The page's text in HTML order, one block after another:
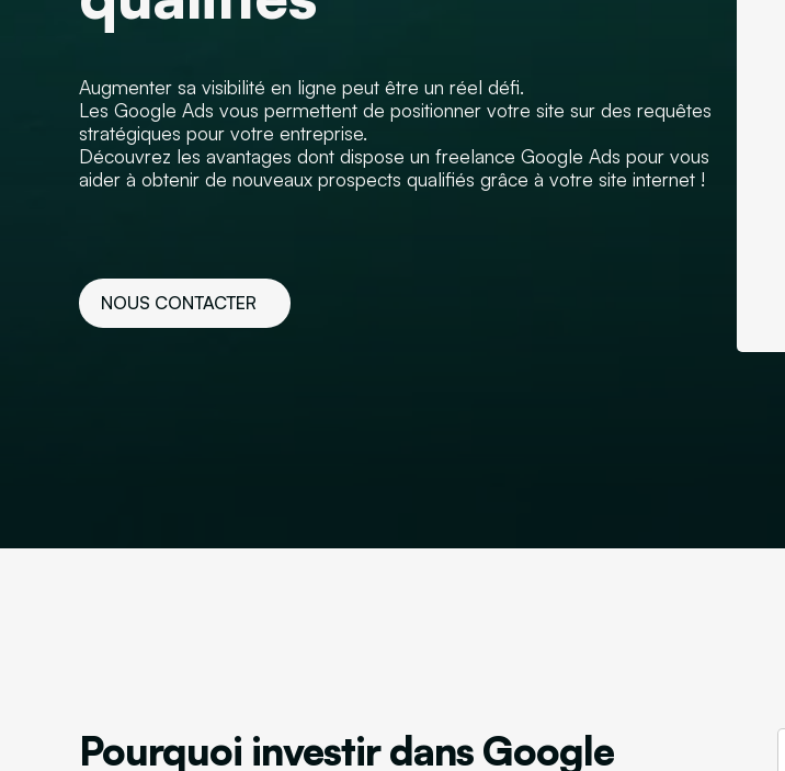
Augmenter sa visibilité en ligne peut être un réel défi.
Les Google Ads vous permettent de positionner votre site sur des requêtes
stratégiques pour votre entreprise.
Découvrez les avantages dont dispose un freelance Google Ads pour vous
aider à obtenir de nouveaux prospects qualifiés grâce à votre site internet !
NOUS CONTACTER
Pourquoi investir dans Google